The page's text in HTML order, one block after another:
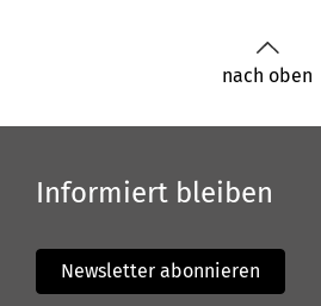
nach oben
Informiert bleiben
Newsletter abonnieren